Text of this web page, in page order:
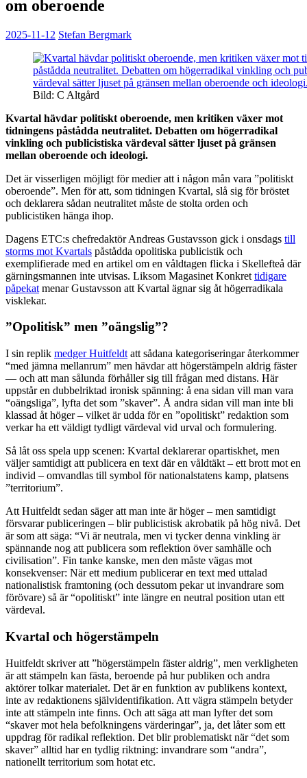
om oberoende
2025-11-12 Stefan Bergmark
Bild: C Altgård
Kvartal hävdar politiskt oberoende, men kritiken växer mot
tidningens påstådda neutralitet. Debatten om högerradikal
vinkling och publicistiska värdeval sätter ljuset på gränsen
mellan oberoende och ideologi.
Det är visserligen möjligt för medier att i någon mån vara ”politiskt
oberoende”. Men för att, som tidningen Kvartal, slå sig för bröstet
och deklarera sådan neutralitet måste de stolta orden och
publicistiken hänga ihop.
Dagens ETC:s chefredaktör Andreas Gustavsson gick i onsdags till
storms mot Kvartals påstådda opolitiska publicistik och
exemplifierade med en artikel om en våldtagen flicka i Skellefteå där
gärningsmannen inte utvisas. Liksom Magasinet Konkret tidigare
påpekat menar Gustavsson att Kvartal ägnar sig åt högerradikala
visklekar.
”Opolitisk” men ”oängslig”?
I sin replik medger Huitfeldt att sådana kategoriseringar återkommer
“med jämna mellanrum” men hävdar att högerstämpeln aldrig fäster
— och att man sålunda förhåller sig till frågan med distans. Här
uppstår en dubbelriktad ironisk spänning: å ena sidan vill man vara
“oängsliga”, lyfta det som ”skaver”. Å andra sidan vill man inte bli
klassad åt höger – vilket är udda för en ”opolitiskt” redaktion som
verkar ha ett väldigt tydligt värdeval vid urval och formulering.
Så låt oss spela upp scenen: Kvartal deklarerar opartiskhet, men
väljer samtidigt att publicera en text där en våldtäkt – ett brott mot en
individ – omvandlas till symbol för nationalstatens kamp, platsens
”territorium”.
Att Huitfeldt sedan säger att man inte är höger – men samtidigt
försvarar publiceringen – blir publicistisk akrobatik på hög nivå. Det
är som att säga: “Vi är neutrala, men vi tycker denna vinkling är
spännande nog att publicera som reflektion över samhälle och
civilisation”. Fin tanke kanske, men den måste vägas mot
konsekvenser: När ett medium publicerar en text med uttalad
nationalistisk framtoning (och dessutom pekar ut invandrare som
förövare) så är “opolitiskt” inte längre en neutral position utan ett
värdeval.
Kvartal och högerstämpeln
Huitfeldt skriver att ”högerstämpeln fäster aldrig”, men verkligheten
är att stämpeln kan fästa, beroende på hur publiken och andra
aktörer tolkar materialet. Det är en funktion av publikens kontext,
inte av redaktionens självidentifikation. Att vägra stämpeln betyder
inte att stämpeln inte finns. Och att säga att man lyfter det som
“skaver mot hela befolkningens värderingar”, ja, det låter som ett
uppdrag för radikal reflektion. Det blir problematiskt när “det som
skaver” alltid har en tydlig riktning: invandrare som “andra”,
nationellt territorium som hotat etc.